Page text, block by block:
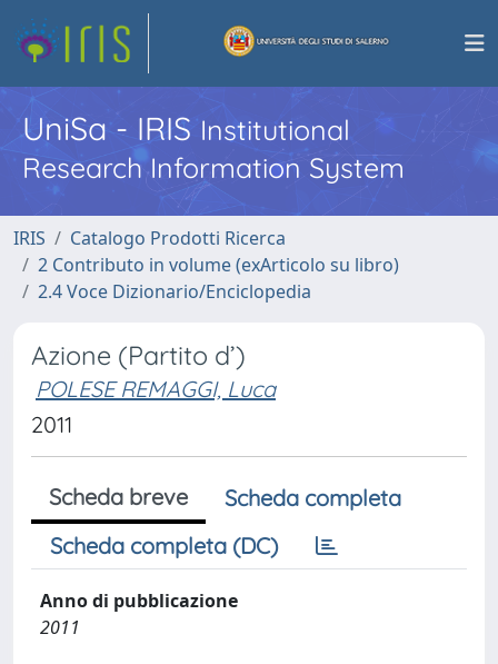
UniSa - IRISInstitutional
Research Information System
IRIS
Catalogo Prodotti Ricerca
2 Contributo in volume (exArticolo su libro)
2.4 Voce Dizionario/Enciclopedia
Azione (Partito d’)
POLESE REMAGGI, Luca
2011
Scheda breve
Scheda completa
Scheda completa (DC)
Anno di pubblicazione
2011